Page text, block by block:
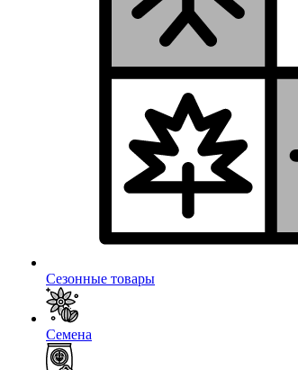
Сезонные товары
Семена